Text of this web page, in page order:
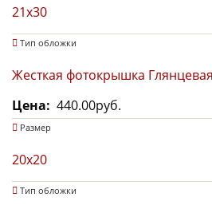
21x30
Тип обложки
Жесткая фотокрышка
Цена
440.00руб.
Размер
20x20
Тип обложки